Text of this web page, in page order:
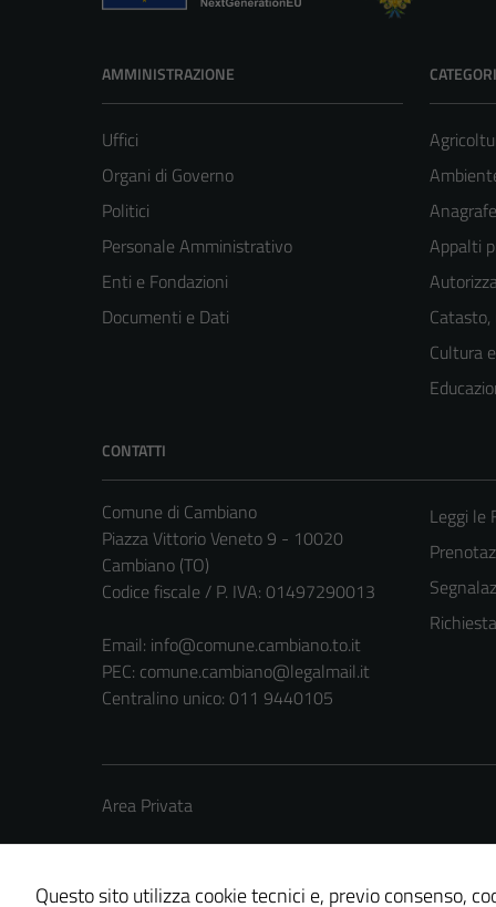
AMMINISTRAZIONE
Uffici
Organi di Governo
Politici
Personale Amministrativo
Enti e Fondazioni
Documenti e Dati
Appalti
Catasto,
Cultura
CONTATTI
Comune di Cambiano
Piazza Vittorio Veneto 9 - 10020
Cambiano (TO)
Codice fiscale / P. IVA: 01497290013
Email: info@comune.cambiano.to.it
PEC: comune.cambiano@legalmail.it
Centralino unico: 011 9440105
Leggi le
Area Privata
Questo sito utilizza cookie tecnici e, previo consenso,